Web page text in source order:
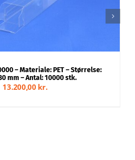
– Materiale: PET – Størrelse:
mm – Antal: 10000 stk.
13.200,00 kr.